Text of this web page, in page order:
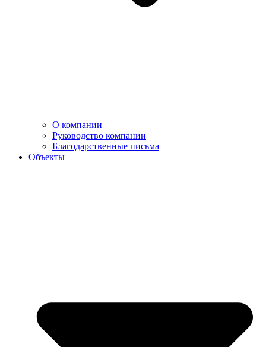
О компании
Руководство компании
Благодарственные письма
Объекты